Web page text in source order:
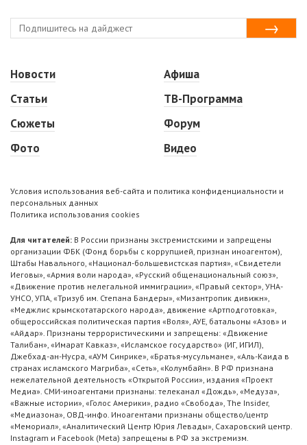
Новости
Статьи
Сюжеты
Фото
Афиша
ТВ-Программа
Форум
Видео
Условия использования веб-сайта и политика конфиденциальности и
персональных данных
Политика использования cookies
Для читателей: В России признаны экстремистскими и запрещены
организации ФБК (Фонд борьбы с коррупцией, признан иноагентом),
Штабы Навального, «Национал-большевистская партия», «Свидетели
Иеговы», «Армия воли народа», «Русский общенациональный союз»,
«Движение против нелегальной иммиграции», «Правый сектор», УНА-
УНСО, УПА, «Тризуб им. Степана Бандеры», «Мизантропик дивижн»,
«Меджлис крымскотатарского народа», движение «Артподготовка»,
общероссийская политическая партия «Воля», АУЕ, батальоны «Азов» и
«Айдар». Признаны террористическими и запрещены: «Движение
Талибан», «Имарат Кавказ», «Исламское государство» (ИГ, ИГИЛ),
Джебхад-ан-Нусра, «АУМ Синрике», «Братья-мусульмане», «Аль-Каида в
странах исламского Магриба», «Сеть», «Колумбайн». В РФ признана
нежелательной деятельность «Открытой России», издания «Проект
Медиа». СМИ-иноагентами признаны: телеканал «Дождь», «Медуза»,
«Важные истории», «Голос Америки», радио «Свобода», The Insider,
«Медиазона», ОВД-инфо. Иноагентами признаны общество/центр
«Мемориал», «Аналитический Центр Юрия Левады», Сахаровский центр.
Instagram и Facebook (Metа) запрещены в РФ за экстремизм.